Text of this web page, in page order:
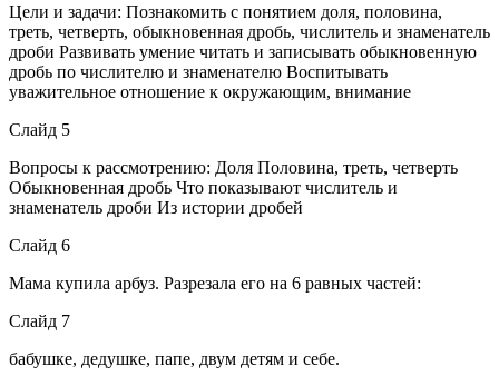
Цели и задачи: Познакомить с понятием доля, половина,
треть, четверть, обыкновенная дробь, числитель и знаменатель
дроби Развивать умение читать и записывать обыкновенную
дробь по числителю и знаменателю Воспитывать
уважительное отношение к окружающим, внимание
Слайд 5
Вопросы к рассмотрению: Доля Половина, треть, четверть
Обыкновенная дробь Что показывают числитель и
знаменатель дроби Из истории дробей
Слайд 6
Мама купила арбуз. Разрезала его на 6 равных частей:
Слайд 7
бабушке, дедушке, папе, двум детям и себе.